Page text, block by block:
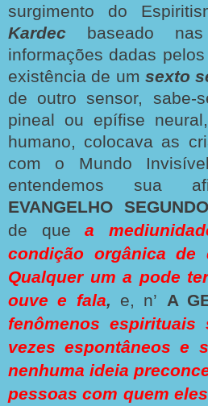
surgimento do
Kardec baseado
informações dadas
existência de um sexto
de outro sensor, sabe-
pineal ou epífise
humano, colocava as
com o Mundo
entendemos sua
EVANGELHO
de quea
condição orgânica de
Qualquer um a pode
ouve e fala, e, n’ A
fenômenos
vezes espontâneos e
nenhuma ideia
pessoas com quem